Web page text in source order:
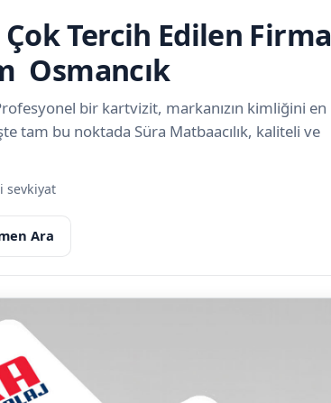
Tercih Edilen Firma
Osmancık
bir kartvizit, markanızın kimliğini en
tam bu noktada Süra Matbaacılık, kaliteli ve
sevkiyat
Ara